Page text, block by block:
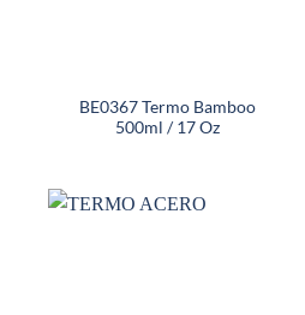
BE0367 Termo Bamboo
500ml / 17 Oz